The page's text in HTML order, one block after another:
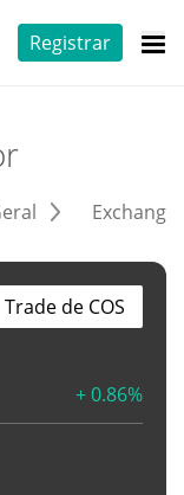
Registrar
+ 0.86%
Trade de COS